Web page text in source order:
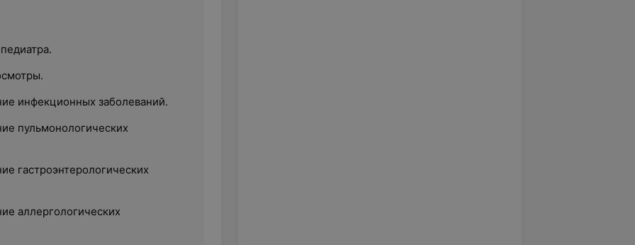
инфекционных заболеваний.
пульмонологических
гастроэнтерологических
аллергологических